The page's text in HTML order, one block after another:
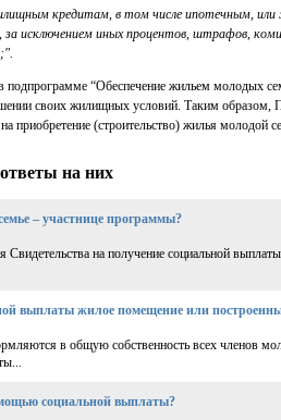
кредитам, в том числе ипотечным,
исключением иных процентов, штрафов,
в подпрограмме “Обеспечение жильем
своих жилищных условий. Таким образом,
приобретение (строительство) жилья молодой
на них
– участнице программы?
на получение социальной
выплаты жилое помещение или
в общую собственность всех членов
социальной выплаты?